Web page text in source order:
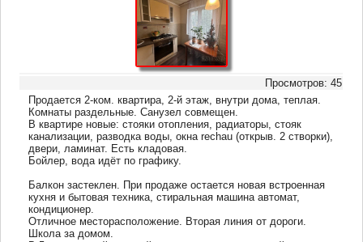
Просмотров: 45
Продается 2-ком. квартира, 2-й этаж, внутри дома, теплая.
Комнаты раздельные. Санузел совмещен.
В квартире новые: стояки отопления, радиаторы, стояк
канализации, разводка воды, окна rechau (открыв. 2 створки),
двери, ламинат. Есть кладовая.
Бойлер, вода идёт по графику.
Балкон застеклен. При продаже остается новая встроенная
кухня и бытовая техника, стиральная машина автомат,
кондиционер.
Отличное месторасположение. Вторая линия от дороги.
Школа за домом.